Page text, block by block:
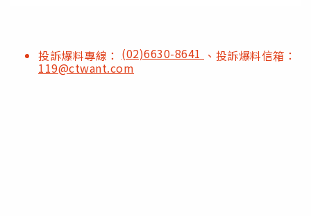
投訴爆料專線： (02)6630-8641 、投訴爆料信箱：
119@ctwant.com